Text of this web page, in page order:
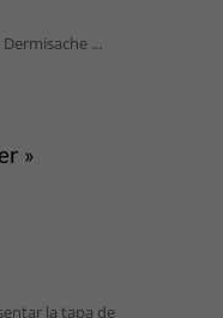
...
»
la tapa de